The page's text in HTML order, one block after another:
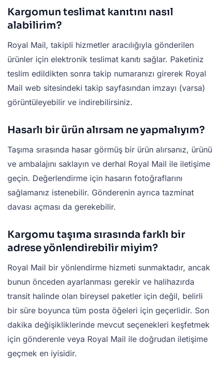
Kargomun teslimat kanıtını nasıl
alabilirim?
Royal Mail, takipli hizmetler aracılığıyla gönderilen
ürünler için elektronik teslimat kanıtı sağlar. Paketiniz
teslim edildikten sonra takip numaranızı girerek Royal
Mail web sitesindeki takip sayfasından imzayı (varsa)
görüntüleyebilir ve indirebilirsiniz.
Hasarlı bir ürün alırsam ne yapmalıyım?
Taşıma sırasında hasar görmüş bir ürün alırsanız, ürünü
ve ambalajını saklayın ve derhal Royal Mail ile iletişime
geçin. Değerlendirme için hasarın fotoğraflarını
sağlamanız istenebilir. Gönderenin ayrıca tazminat
davası açması da gerekebilir.
Kargomu taşıma sırasında farklı bir
adrese yönlendirebilir miyim?
Royal Mail bir yönlendirme hizmeti sunmaktadır, ancak
bunun önceden ayarlanması gerekir ve halihazırda
transit halinde olan bireysel paketler için değil, belirli
bir süre boyunca tüm posta öğeleri için geçerlidir. Son
dakika değişikliklerinde mevcut seçenekleri keşfetmek
için gönderenle veya Royal Mail ile doğrudan iletişime
geçmek en iyisidir.